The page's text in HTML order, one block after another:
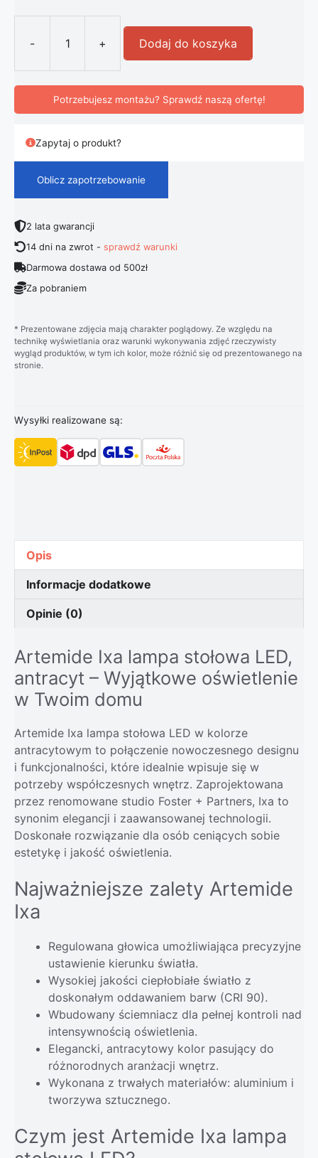
-
ilość Artemide Ixa lampa stołowa
+ Dodaj do koszyka
Potrzebujesz montażu? Sprawdź naszą ofertę!
Zapytaj o produkt?
Oblicz zapotrzebowanie
2 lata gwarancji
14 dni na zwrot -sprawdź warunki
Darmowa dostawa od 500zł
Za pobraniem
* Prezentowane zdjęcia mają charakter poglądowy. Ze względu na
technikę wyświetlania oraz warunki wykonywania zdjęć rzeczywisty
wygląd produktów, w tym ich kolor, może różnić się od prezentowanego na
stronie.
Wysyłki realizowane są:
Opis
Informacje dodatkowe
Opinie (0)
Artemide Ixa lampa stołowa LED,
antracyt – Wyjątkowe oświetlenie
w Twoim domu
Artemide Ixa lampa stołowa LED w kolorze
antracytowym to połączenie nowoczesnego designu
i funkcjonalności, które idealnie wpisuje się w
potrzeby współczesnych wnętrz. Zaprojektowana
przez renomowane studio Foster + Partners, Ixa to
synonim elegancji i zaawansowanej technologii.
Doskonałe rozwiązanie dla osób ceniących sobie
estetykę i jakość oświetlenia.
Najważniejsze zalety Artemide
Ixa
Regulowana głowica umożliwiająca precyzyjne
ustawienie kierunku światła.
Wysokiej jakości ciepłobiałe światło z
doskonałym oddawaniem barw (CRI 90).
Wbudowany ściemniacz dla pełnej kontroli nad
intensywnością oświetlenia.
Elegancki, antracytowy kolor pasujący do
różnorodnych aranżacji wnętrz.
Wykonana z trwałych materiałów: aluminium i
tworzywa sztucznego.
Czym jest Artemide Ixa lampa